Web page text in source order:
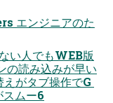
エンジニアのた
い人でもWEB版
の読み込みが早い
がタブ操作でG 
スムー6